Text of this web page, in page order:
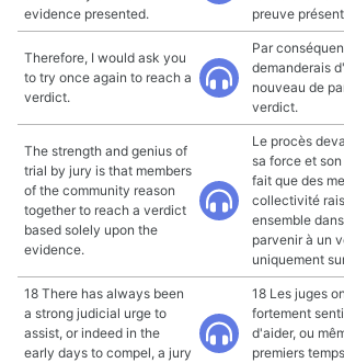
evidence presented.
preuve
Therefore, I would ask you
to try once again to reach a
verdict.
Par
demanderais
nouveau de
verdict.
The strength and genius of
trial by jury is that members
of the community reason
together to reach a verdict
based solely upon the
evidence.
Le procès
sa force et
fait que des
collectivité
ensemble
parvenir à un
uniquement
18 There has always been
a strong judicial urge to
assist, or indeed in the
early days to compel, a jury
18 Les juges
fortement
d'aider, ou
premiers